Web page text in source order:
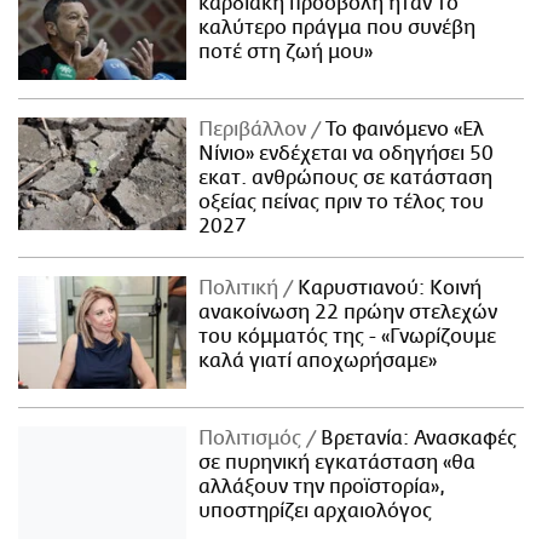
καλύτερο πράγμα που συνέβη
ποτέ στη ζωή μου»
Περιβάλλον
Το φαινόμενο «Ελ
Νίνιο» ενδέχεται να οδηγήσει 50
εκατ. ανθρώπους σε κατάσταση
οξείας πείνας πριν το τέλος του
2027
Πολιτική
Καρυστιανού: Κοινή
ανακοίνωση 22 πρώην στελεχών
του κόμματός της - «Γνωρίζουμε
καλά γιατί αποχωρήσαμε»
Πολιτισμός
Βρετανία: Ανασκαφές
σε πυρηνική εγκατάσταση «θα
αλλάξουν την προϊστορία»,
υποστηρίζει αρχαιολόγος